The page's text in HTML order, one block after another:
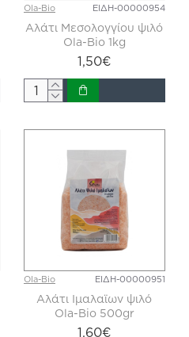
Ola-Bio ΕΙΔΗ-00000954
Αλάτι Μεσολογγίου ψιλό
Ola-Bio 1kg
1,50€
Ola-Bio ΕΙΔΗ-00000951
Αλάτι Ιμαλαϊων ψιλό
Ola-Bio 500gr
1,60€